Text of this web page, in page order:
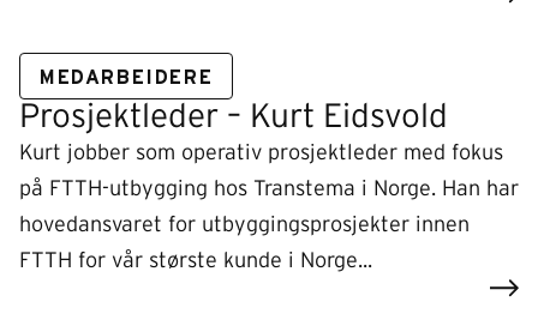
MEDARBEIDERE
Prosjektleder – Kurt Eidsvold
Kurt jobber som operativ prosjektleder med fokus
på FTTH-utbygging hos Transtema i Norge. Han har
hovedansvaret for utbyggingsprosjekter innen
FTTH for vår største kunde i Norge...